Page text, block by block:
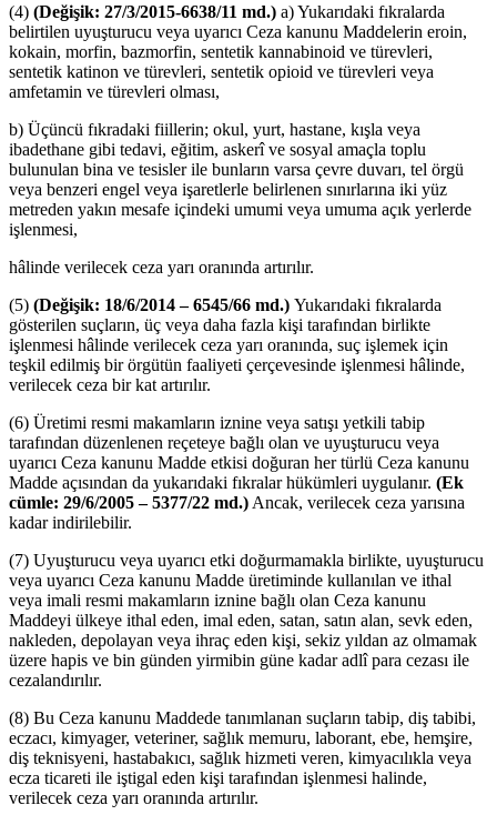
(4) (Değişik: 27/3/2015-6638/11 md.) a) Yukarıdaki fıkralarda
belirtilen uyuşturucu veya uyarıcı Ceza kanunu Maddelerin eroin,
kokain, morfin, bazmorfin, sentetik kannabinoid ve türevleri,
sentetik katinon ve türevleri, sentetik opioid ve türevleri veya
amfetamin ve türevleri olması,
b) Üçüncü fıkradaki fiillerin; okul, yurt, hastane, kışla veya
ibadethane gibi tedavi, eğitim, askerî ve sosyal amaçla toplu
bulunulan bina ve tesisler ile bunların varsa çevre duvarı, tel örgü
veya benzeri engel veya işaretlerle belirlenen sınırlarına iki yüz
metreden yakın mesafe içindeki umumi veya umuma açık yerlerde
işlenmesi,
hâlinde verilecek ceza yarı oranında artırılır.
(5) (Değişik: 18/6/2014 – 6545/66 md.) Yukarıdaki fıkralarda
gösterilen suçların, üç veya daha fazla kişi tarafından birlikte
işlenmesi hâlinde verilecek ceza yarı oranında, suç işlemek için
teşkil edilmiş bir örgütün faaliyeti çerçevesinde işlenmesi hâlinde,
verilecek ceza bir kat artırılır.
(6) Üretimi resmi makamların iznine veya satışı yetkili tabip
tarafından düzenlenen reçeteye bağlı olan ve uyuşturucu veya
uyarıcı Ceza kanunu Madde etkisi doğuran her türlü Ceza kanunu
Madde açısından da yukarıdaki fıkralar hükümleri uygulanır. (Ek
cümle: 29/6/2005 – 5377/22 md.) Ancak, verilecek ceza yarısına
kadar indirilebilir.
(7) Uyuşturucu veya uyarıcı etki doğurmamakla birlikte, uyuşturucu
veya uyarıcı Ceza kanunu Madde üretiminde kullanılan ve ithal
veya imali resmi makamların iznine bağlı olan Ceza kanunu
Maddeyi ülkeye ithal eden, imal eden, satan, satın alan, sevk eden,
nakleden, depolayan veya ihraç eden kişi, sekiz yıldan az olmamak
üzere hapis ve bin günden yirmibin güne kadar adlî para cezası ile
cezalandırılır.
(8) Bu Ceza kanunu Maddede tanımlanan suçların tabip, diş tabibi,
eczacı, kimyager, veteriner, sağlık memuru, laborant, ebe, hemşire,
diş teknisyeni, hastabakıcı, sağlık hizmeti veren, kimyacılıkla veya
ecza ticareti ile iştigal eden kişi tarafından işlenmesi halinde,
verilecek ceza yarı oranında artırılır.